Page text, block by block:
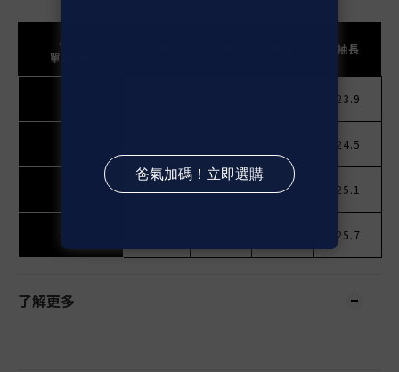
尺寸
單位CM
袖長
23.9
24.5
47.5 57 71 25.1
25.7
了解更多